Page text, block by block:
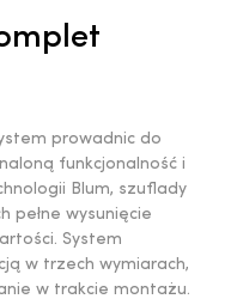
prowadnic do
funkcjonalność i
Blum, szuflady
pełne wysunięcie
System
w trzech wymiarach,
w trakcie montażu.